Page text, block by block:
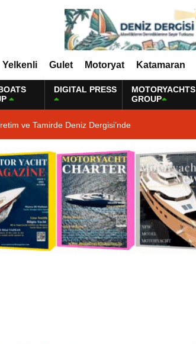
Yelkenli Gulet Motoryat Katamaran
DIGITAL PRESS
MOTORYACHTS
GROUP
ve Tamirde Deniz Dergisi’nde